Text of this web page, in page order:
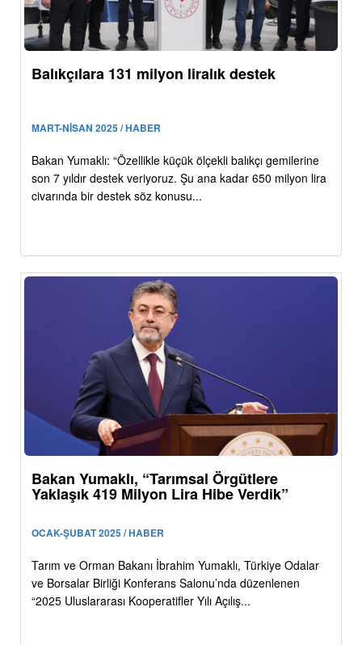
Balıkçılara 131 milyon liralık destek
MART-NİSAN 2025 / HABER
Bakan Yumaklı: “Özellikle küçük ölçekli balıkçı gemilerine
son 7 yıldır destek veriyoruz. Şu ana kadar 650 milyon lira
civarında bir destek söz konusu...
Bakan Yumaklı, “Tarımsal Örgütlere
Yaklaşık 419 Milyon Lira Hibe Verdik”
OCAK-ŞUBAT 2025 / HABER
Tarım ve Orman Bakanı İbrahim Yumaklı, Türkiye Odalar
ve Borsalar Birliği Konferans Salonu’nda düzenlenen
“2025 Uluslararası Kooperatifler Yılı Açılış...